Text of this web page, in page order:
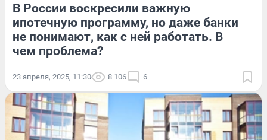
В России воскресили важную
ипотечную программу, но даже банки
не понимают, как с ней работать. В
чем проблема?
23 апреля, 2025, 11:30 8 106 6